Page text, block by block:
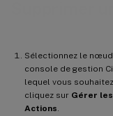
Sélectionnez le nœud
console de gestion
lequel vous
cliquez sur Gérer
Actions